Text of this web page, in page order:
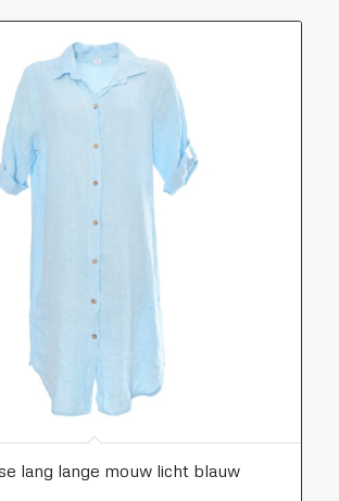
lang lange mouw licht blauw